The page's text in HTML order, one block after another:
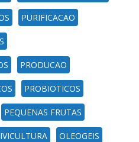
PURIFICACAO
PRODUCAO
PROBIOTICOS
PEQUENAS FRUTAS
OLEOGEIS